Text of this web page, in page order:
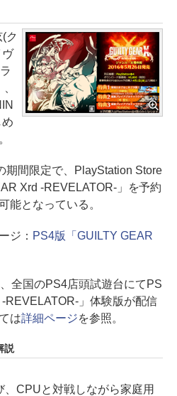
ク
ヴ
間限定で、PlayStation Store
Xrd -REVELATOR-」を予約
能となっている。
ジ： PS4版「GUILTY GEAR
全国のPS4店頭試遊台にてPS
REVELATOR-」体験版が配信
は詳細ページを参照。
説
CPUと対戦しながら家庭用